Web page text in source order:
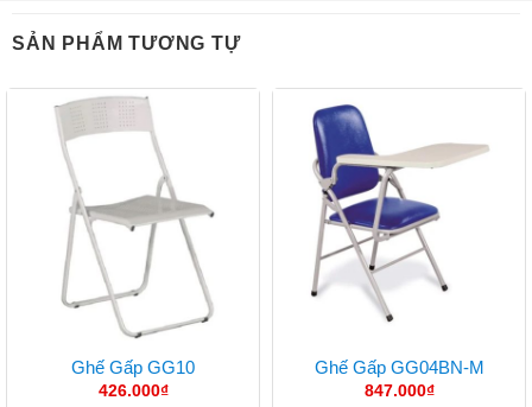
SẢN PHẨM TƯƠNG TỰ
Ghế Gấp GG10
426.000₫
Ghế Gấp GG04BN-M
847.000₫